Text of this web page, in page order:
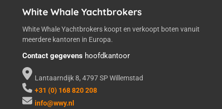
White Whale Yachtbrokers
White Whale Yachtbrokers koopt en verkoopt boten vanuit
meerdere kantoren in Europa.
Contact gegevens hoofdkantoor
Lantaarndijk 8, 4797 SP Willemstad
+31 (0) 168 820 208
info@wwy.nl